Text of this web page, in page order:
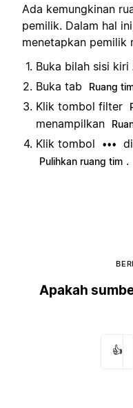
Ada kemungkinan
pemilik. Dalam hal
menetapkan pemilik
Buka bilah sisi
Buka tab
Ruang
Klik tombol filter
menampilkan
Klik tombol
•••
Pulihkan ruang tim .
Apakah
👍